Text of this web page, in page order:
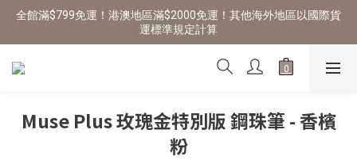
全館滿$799免運！港澳地區滿$2000免運！其他海外地區以國際貨
運標準規定計算
Muse Plus 玫瑰金特別版 鋼珠筆 - 香檳
粉